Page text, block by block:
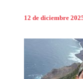
12 de diciembre